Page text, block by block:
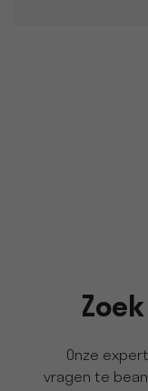
Onze
vragen te